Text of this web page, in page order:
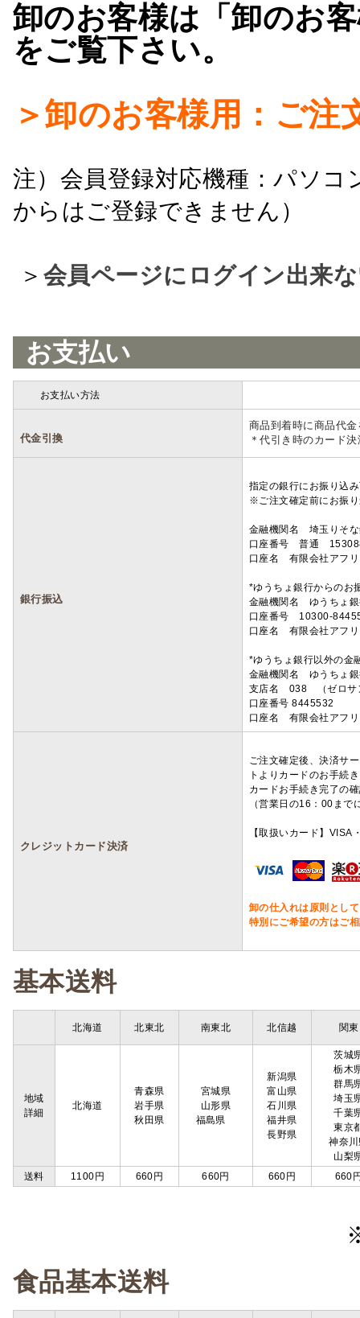
卸のお客様は「卸のお
をご覧下さい。
＞卸のお客様用：ご注
注）会員登録対応機種：パソ
からはご登録できません）
＞ 会員ページにログイン出来
お支払い
お支払い方法
代金引換
商品到着時に商品代
＊代引き時のカード
銀行振込
指定の銀行にお振り込
※ご注文確定前にお振
金融機関名 埼玉りそ
口座番号 普通
口座名 有限会社アフ
*ゆうちょ銀行からのお
金融機関名 ゆうちょ
口座番号 10300-
口座名 有限会社アフ
*ゆうちょ銀行以外の金
金融機関名 ゆうちょ
支店名 038 （ゼロサ
口座番号 8445532
口座名 有限会社アフ
クレジットカード決済
ご注文確定後、決済サ
トよりカードのお手続
カードお手続き完了の
（営業日の16：00ま
【取扱いカード】
卸の仕入れは原則とし
特別にご希望の方はご
基本送料
北海道 北東北 南東北 北信越 関東
地域
詳細
北海道
青森県
岩手県
秋田県
宮城県
山形県
福島県
新潟県
富山県
石川県
福井県
長野県
茨城
栃木
群馬
埼玉
千葉
東京
神奈
山梨
送料
1100円 660円 660円 660円 660
食品基本送料